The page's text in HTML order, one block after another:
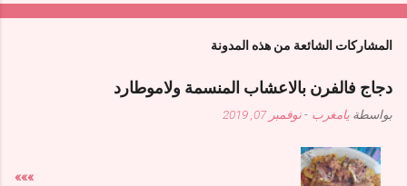
المشاركات الشائعة من هذه المدونة
دجاج فالفرن بالاعشاب المنسمة ولاموطارد
بواسطة يامغرب -نوفمبر 07, 2019
»»»